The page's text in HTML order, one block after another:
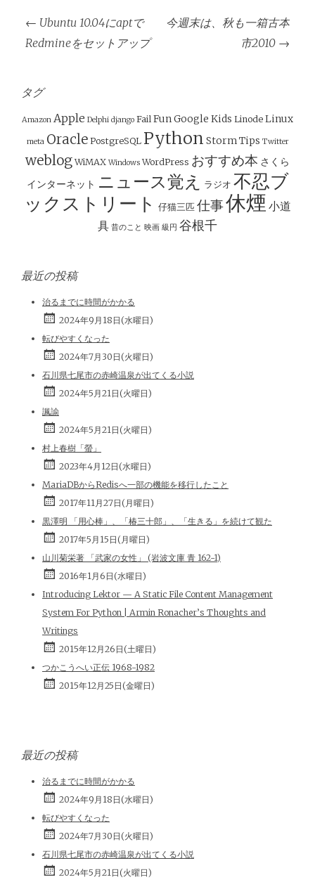
投
稿
ビ
ゲ
ー
シ
ョ
ン
← Ubuntu 10.04にaptで
Redmineをセットアップ
今週末は、秋も一箱古本
市2010 →
タグ
Amazon Apple Delphi django Fail FunGoogle Kids Linode Linux
meta Oracle PostgreSQL Python StormTips Twitter
weblog WiMAX Windows WordPress おすすめ本 さくら
インターネット ニュース覚え ラジオ 不忍ブ
ックストリート
仔猫三匹 仕事休煙 小道
具 昔のこと 映画 級円 谷根千
最近の投稿
治るまでに時間がかかる
2024年9月18日(水曜日)
転びやすくなった
2024年7月30日(火曜日)
石川県七尾市の赤崎温泉が出てくる小説
2024年5月21日(火曜日)
諷諭
2024年5月21日(火曜日)
村上春樹「螢」
2023年4月12日(水曜日)
MariaDBからRedisへ一部の機能を移行したこと
2017年11月27日(月曜日)
黒澤明 「用心棒」、「椿三十郎」、「生きる」を続けて観た
2017年5月15日(月曜日)
山川菊栄著 「武家の女性」 (岩波文庫 青 162-1)
2016年1月6日(水曜日)
Introducing Lektor — A Static File Content Management
System For Python | Armin Ronacher’s Thoughts and
Writings
2015年12月26日(土曜日)
つかこうへい正伝 1968-1982
2015年12月25日(金曜日)
最近の投稿
治るまでに時間がかかる
2024年9月18日(水曜日)
転びやすくなった
2024年7月30日(火曜日)
石川県七尾市の赤崎温泉が出てくる小説
2024年5月21日(火曜日)